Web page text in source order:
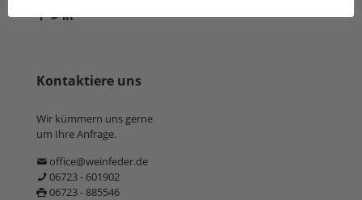
Kontaktiere uns
Wir kümmern uns gerne
um Ihre Anfrage.
office@weinfeder.de
06723 - 601902
06723 - 885546